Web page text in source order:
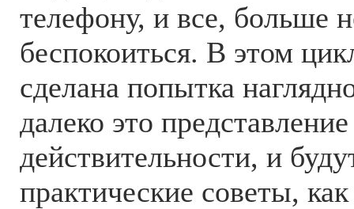
телефону, и все, больше
беспокоиться. В этом
сделана попытка
далеко это
действительности, и
практические советы,